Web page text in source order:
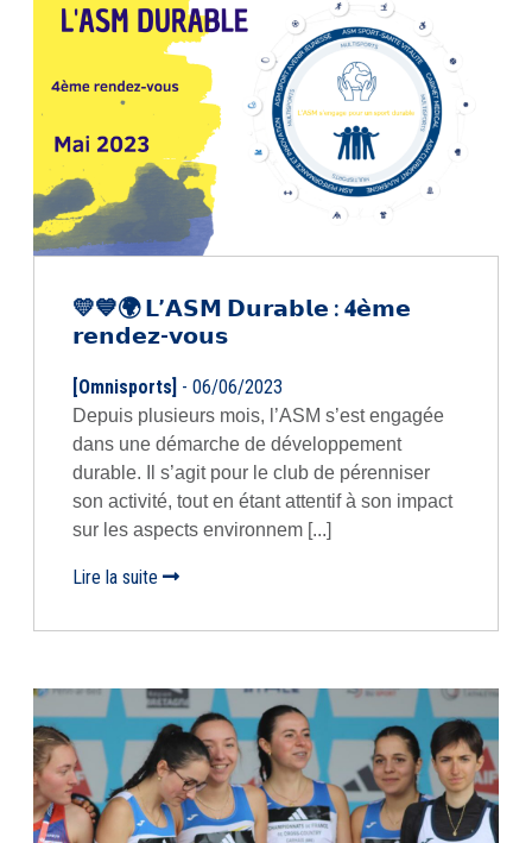
💛💙🌍 𝗟’𝗔𝗦𝗠 𝗗𝘂𝗿𝗮𝗯𝗹𝗲 : 𝟒𝗲̀𝗺𝗲
𝗿𝗲𝗻𝗱𝗲𝘇-𝘃𝗼𝘂𝘀
[Omnisports] - 06/06/2023
Depuis plusieurs mois, l’ASM s’est engagée
dans une démarche de développement
durable. Il s’agit pour le club de pérenniser
son activité, tout en étant attentif à son impact
sur les aspects environnem [...]
Lire la suite